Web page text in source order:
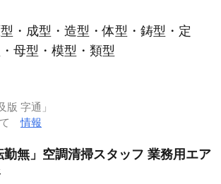
・成型・造型・体型・鋳型・定
母型・模型・類型
版 字通」
て情報
勤無」空調清掃スタッフ 業務用エア